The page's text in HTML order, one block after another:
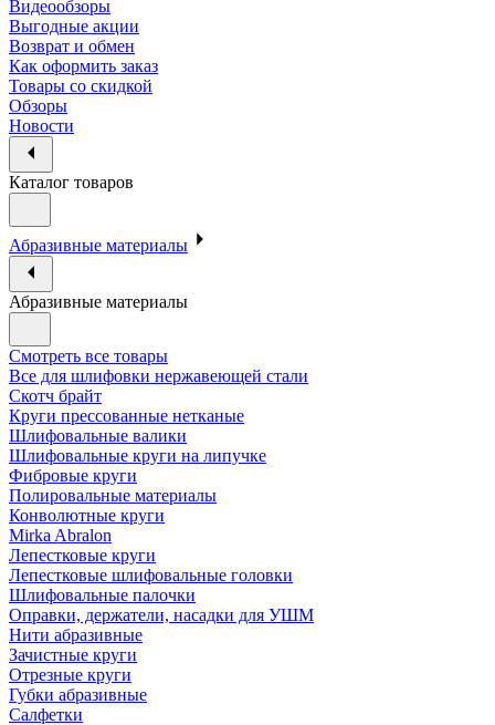
Видеообзоры
Выгодные акции
Возврат и обмен
Как оформить заказ
Товары со скидкой
Обзоры
Новости
Каталог товаров
Абразивные материалы
Абразивные материалы
Смотреть все товары
Все для шлифовки нержавеющей стали
Скотч брайт
Круги прессованные нетканые
Шлифовальные валики
Шлифовальные круги на липучке
Фибровые круги
Полировальные материалы
Конволютные круги
Mirka Abralon
Лепестковые круги
Лепестковые шлифовальные головки
Шлифовальные палочки
Оправки, держатели, насадки для УШМ
Нити абразивные
Зачистные круги
Отрезные круги
Губки абразивные
Салфетки